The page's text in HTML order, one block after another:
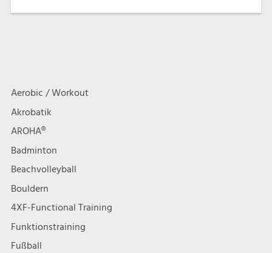
Aerobic / Workout
Akrobatik
AROHA®
Badminton
Beachvolleyball
Bouldern
4XF-Functional Training
Funktionstraining
Fußball